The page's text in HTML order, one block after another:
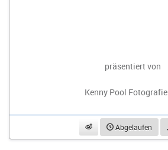
präsentiert von
Kenny Pool Fotografie
beobachtenAbgelaufen